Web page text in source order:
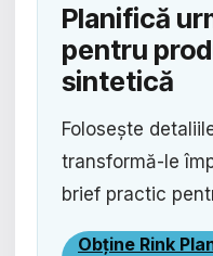
Planifică
pentru
sintetică
Folosește
transformă-le
brief practic
Obține Rink